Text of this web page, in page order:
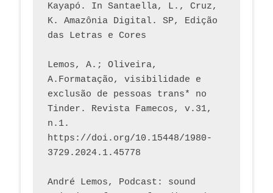
Kayapó. In Santaella, L., Cruz,
K. Amazônia Digital. SP, Edição
das Letras e Cores
Lemos, A.; Oliveira,
A.Formatação, visibilidade e
exclusão de pessoas trans* no
Tinder. Revista Famecos, v.31,
n.1.
https://doi.org/10.15448/1980-
3729.2024.1.45778
André Lemos, Podcast: sound